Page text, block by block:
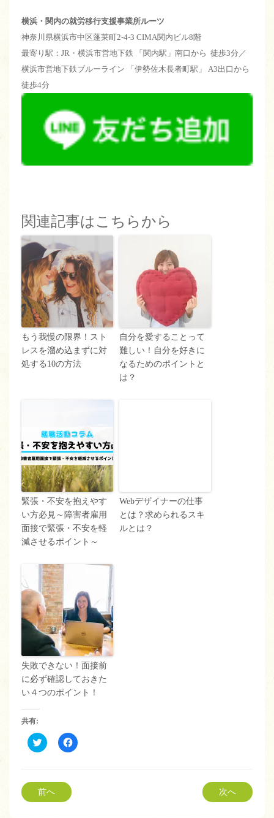
横浜・関内の就労移行支援事業所ルーツ
神奈川県横浜市中区蓬莱町2-4-3 CIMA関内ビル8階
最寄り駅：JR・横浜市営地下鉄 「関内駅」南口から 徒歩3分／
横浜市営地下鉄ブルーライン 「伊勢佐木長者町駅」 A3出口から
徒歩4分
関連記事はこちらから
もう我慢の限界！スト
レスを溜め込まずに対
処する10の方法
自分を愛することって
難しい！自分を好きに
なるためのポイントと
は？
緊張・不安を抱えやす
い方必見～障害者雇用
面接で緊張・不安を軽
減させるポイント～
Webデザイナーの仕事
とは？求められるスキ
ルとは？
失敗できない！面接前
に必ず確認しておきた
い４つのポイント！
共有:
ク
リ
し
て
Twitter
で
共
Facebook
で
す
前へ 次へ